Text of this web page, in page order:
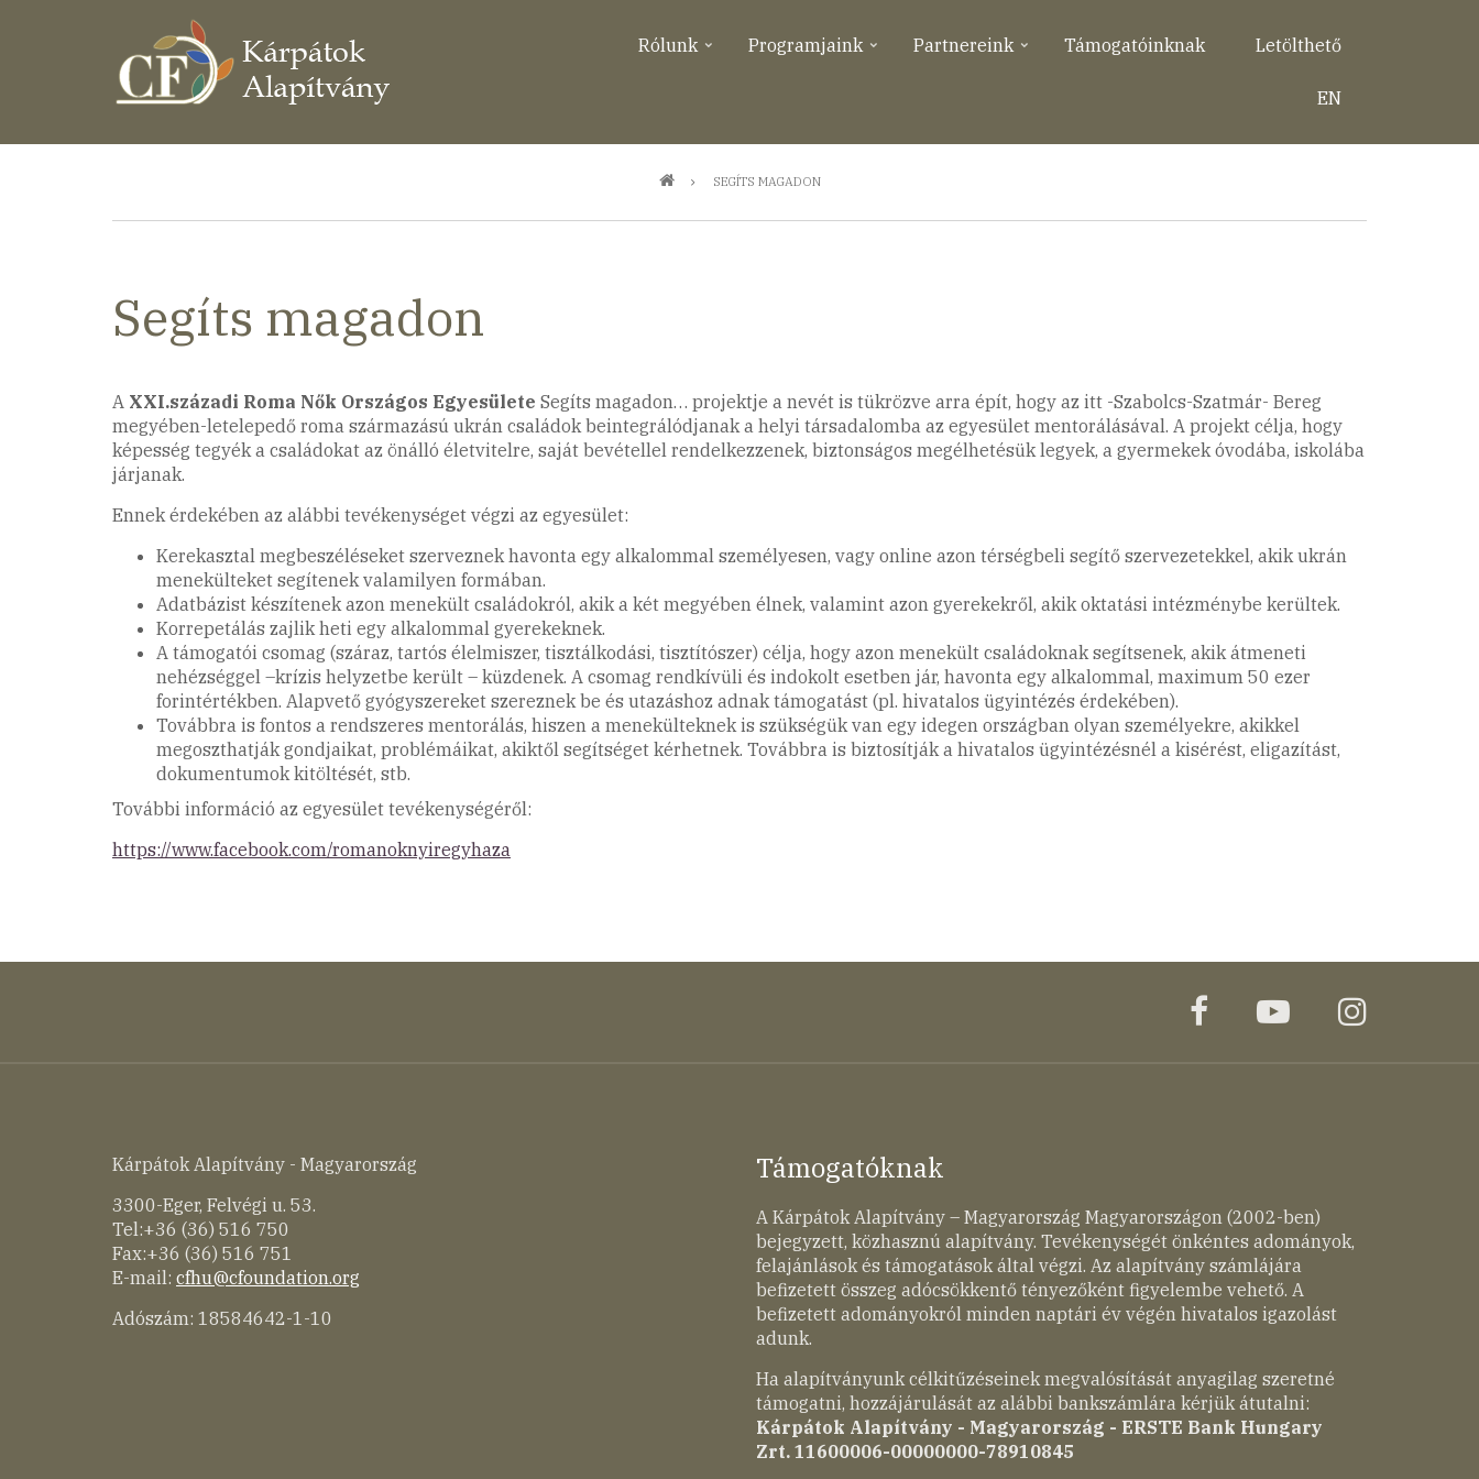
Rólunk Programjaink Partnereink Támogatóinknak Letölthető
EN
SEGÍTS MAGADON
Segíts magadon
A XXI.századi Roma Nők Országos Egyesülete Segíts magadon… projektje a nevét is tükrözve arra épít, hogy az itt -Szabolcs-Szatmár- Bereg
megyében-letelepedő roma származású ukrán családok beintegrálódjanak a helyi társadalomba az egyesület mentorálásával. A projekt célja, hogy
képesség tegyék a családokat az önálló életvitelre, saját bevétellel rendelkezzenek, biztonságos megélhetésük legyek, a gyermekek óvodába, iskolába
járjanak.
Ennek érdekében az alábbi tevékenységet végzi az egyesület:
Kerekasztal megbeszéléseket szerveznek havonta egy alkalommal személyesen, vagy online azon térségbeli segítő szervezetekkel, akik ukrán
menekülteket segítenek valamilyen formában.
Adatbázist készítenek azon menekült családokról, akik a két megyében élnek, valamint azon gyerekekről, akik oktatási intézménybe kerültek.
Korrepetálás zajlik heti egy alkalommal gyerekeknek.
A támogatói csomag (száraz, tartós élelmiszer, tisztálkodási, tisztítószer) célja, hogy azon menekült családoknak segítsenek, akik átmeneti
nehézséggel –krízis helyzetbe került – küzdenek. A csomag rendkívüli és indokolt esetben jár, havonta egy alkalommal, maximum 50 ezer
forintértékben. Alapvető gyógyszereket szereznek be és utazáshoz adnak támogatást (pl. hivatalos ügyintézés érdekében).
Továbbra is fontos a rendszeres mentorálás, hiszen a menekülteknek is szükségük van egy idegen országban olyan személyekre, akikkel
megoszthatják gondjaikat, problémáikat, akiktől segítséget kérhetnek. Továbbra is biztosítják a hivatalos ügyintézésnél a kisérést, eligazítást,
dokumentumok kitöltését, stb.
További információ az egyesület tevékenységéről:
https://www.facebook.com/romanoknyiregyhaza
facebookyoutube
Kárpátok Alapítvány - Magyarország
3300-Eger, Felvégi u. 53.
Tel:+36 (36) 516 750
Fax:+36 (36) 516 751
E-mail: cfhu@cfoundation.org
Adószám: 18584642-1-10
Támogatóknak
A Kárpátok Alapítvány – Magyarország Magyarországon (2002-ben)
bejegyzett, közhasznú alapítvány. Tevékenységét önkéntes adományok,
felajánlások és támogatások által végzi. Az alapítvány számlájára
befizetett összeg adócsökkentő tényezőként figyelembe vehető. A
befizetett adományokról minden naptári év végén hivatalos igazolást
adunk.
Ha alapítványunk célkitűzéseinek megvalósítását anyagilag szeretné
támogatni, hozzájárulását az alábbi bankszámlára kérjük átutalni:
Kárpátok Alapítvány - Magyarország - ERSTE Bank Hungary
Zrt. 11600006-00000000-78910845